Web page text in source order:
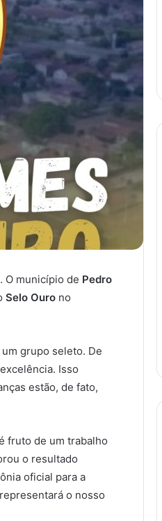
O município de Pedro
Selo Ouro no
grupo seleto. De
Isso
estão, de fato,
fruto de um trabalho
o resultado
oficial para a
o nosso